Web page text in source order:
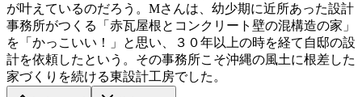
が叶えているのだろう。Mさんは、幼少期に近所あった設計
事務所がつくる「赤瓦屋根とコンクリート壁の混構造の家」
を「かっこいい！」と思い、３０年以上の時を経て自邸の設
計を依頼したという。その事務所こそ沖縄の風土に根差した
家づくりを続ける東設計工房でした。